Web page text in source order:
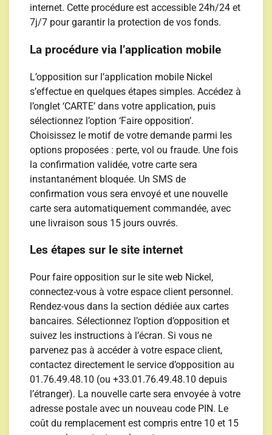
internet. Cette procédure est accessible 24h/24 et
7j/7 pour garantir la protection de vos fonds.
La procédure via l’application mobile
L’opposition sur l’application mobile Nickel
s’effectue en quelques étapes simples. Accédez à
l’onglet ‘CARTE’ dans votre application, puis
sélectionnez l’option ‘Faire opposition’.
Choisissez le motif de votre demande parmi les
options proposées : perte, vol ou fraude. Une fois
la confirmation validée, votre carte sera
instantanément bloquée. Un SMS de
confirmation vous sera envoyé et une nouvelle
carte sera automatiquement commandée, avec
une livraison sous 15 jours ouvrés.
Les étapes sur le site internet
Pour faire opposition sur le site web Nickel,
connectez-vous à votre espace client personnel.
Rendez-vous dans la section dédiée aux cartes
bancaires. Sélectionnez l’option d’opposition et
suivez les instructions à l’écran. Si vous ne
parvenez pas à accéder à votre espace client,
contactez directement le service d’opposition au
01.76.49.48.10 (ou +33.01.76.49.48.10 depuis
l’étranger). La nouvelle carte sera envoyée à votre
adresse postale avec un nouveau code PIN. Le
coût du remplacement est compris entre 10 et 15